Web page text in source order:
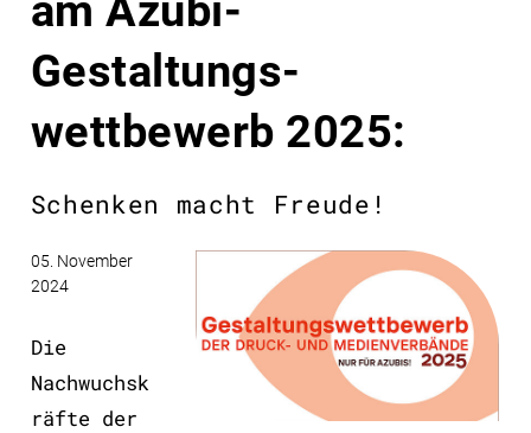
am Azubi-
Gestaltungs­
wettbewerb 2025:
Schenken macht Freude!
05. November
2024
Die
Nachwuchsk
räfte der